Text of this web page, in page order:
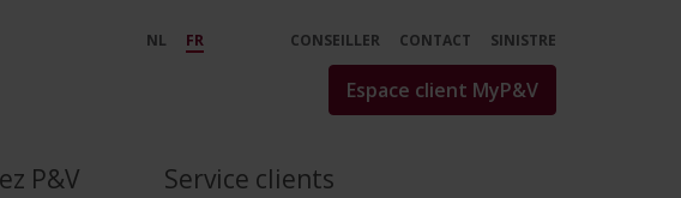
voiture d’occasion -
NL FR CONSEILLER CONTACT SINISTRE
Espace client MyP&V
P&V Service clients